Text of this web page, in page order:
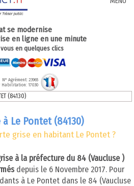
se modernise
en ligne en une minute
en quelques clics
N° Agrément: 23965
Habilitation: 17030
(84130)
Le Pontet (84130)
grise en habitant Le Pontet ?
à la préfecture du 84 (Vaucluse )
depuis le 6 Novembre 2017. Pour
à Le Pontet dans le 84 (Vaucluse